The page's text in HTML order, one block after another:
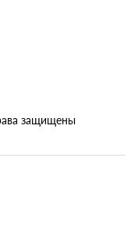
защищены